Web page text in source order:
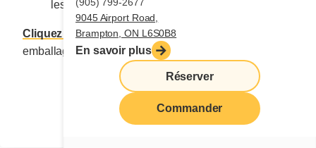
9045 Airport Road,
Brampton, ON L6S0B8
En savoir plus
Réserver
Commander
les biscuits soient dorés (env. 10 à 12 minutes).
Cliquez icipour savoir comment réaliser cet
emballage cadeau.